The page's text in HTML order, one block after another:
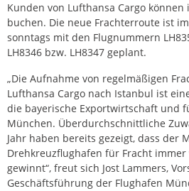
Kunden von Lufthansa Cargo
buchen. Die neue Frachterroute ist
sonntags mit den Flugnummern
LH8346 bzw. LH8347 geplant.
„Die Aufnahme von regelmäßigen
Lufthansa Cargo nach Istanbul ist
die bayerische Exportwirtschaft und
München. Überdurchschnittliche
Jahr haben bereits gezeigt, dass der
Drehkreuzflughafen für Fracht
gewinnt“, freut sich Jost Lammers,
Geschäftsführung der Flughafen